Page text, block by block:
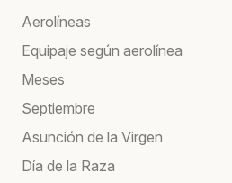
Aerolíneas
Equipaje según aerolínea
Meses
Septiembre
Asunción de la Virgen
Día de la Raza